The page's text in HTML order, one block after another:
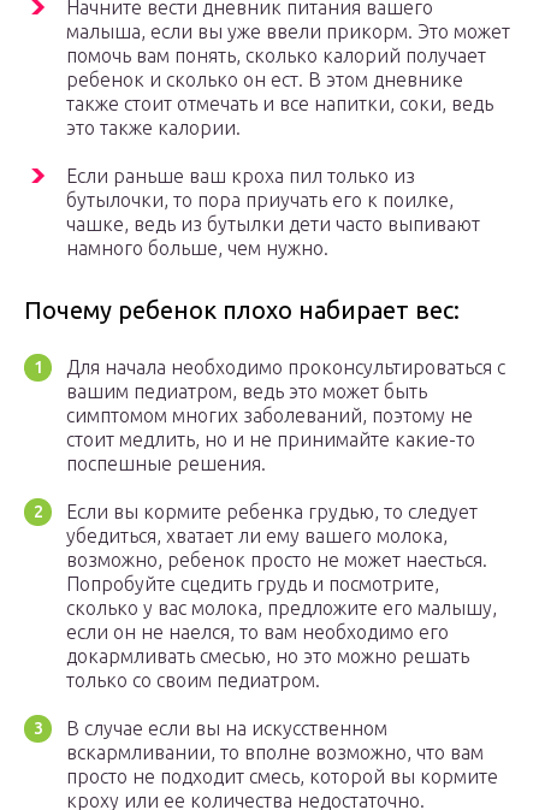
Начните вести дневник питания вашего
малыша, если вы уже ввели прикорм. Это может
помочь вам понять, сколько калорий получает
ребенок и сколько он ест. В этом дневнике
также стоит отмечать и все напитки, соки, ведь
это также калории.
Если раньше ваш кроха пил только из
бутылочки, то пора приучать его к поилке,
чашке, ведь из бутылки дети часто выпивают
намного больше, чем нужно.
Почему ребенок плохо набирает вес:
Для начала необходимо проконсультироваться с
вашим педиатром, ведь это может быть
симптомом многих заболеваний, поэтому не
стоит медлить, но и не принимайте какие-то
поспешные решения.
Если вы кормите ребенка грудью, то следует
убедиться, хватает ли ему вашего молока,
возможно, ребенок просто не может наесться.
Попробуйте сцедить грудь и посмотрите,
сколько у вас молока, предложите его малышу,
если он не наелся, то вам необходимо его
докармливать смесью, но это можно решать
только со своим педиатром.
В случае если вы на искусственном
вскармливании, то вполне возможно, что вам
просто не подходит смесь, которой вы кормите
кроху или ее количества недостаточно.